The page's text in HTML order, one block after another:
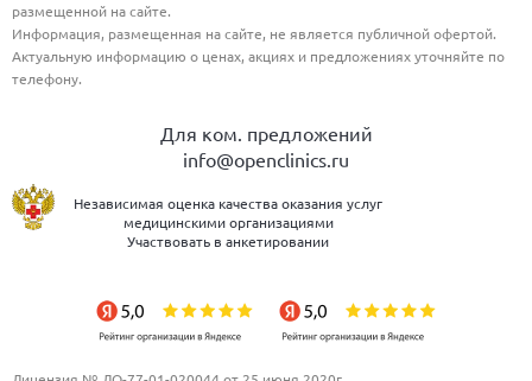
размещенной на сайте.
Информация, размещенная на сайте, не является публичной офертой.
Актуальную информацию о ценах, акциях и предложениях уточняйте по
телефону.
Для ком. предложений
info@openclinics.ru
Независимая оценка качества оказания услуг
медицинскими организациями
Участвовать в анкетировании